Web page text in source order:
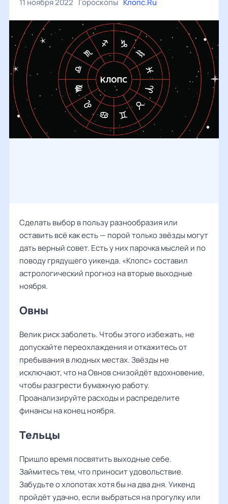
11 ноября 2022 Гороскопы Клопс.Ru
Сделать выбор в пользу разнообразия или
оставить всё как есть — порой только звёзды могут
дать верный совет. Есть у них парочка мыслей и по
поводу грядущего уикенда. «Клопс» составил
астрологический прогноз на вторые выходные
ноября.
Овны
Велик риск заболеть. Чтобы этого избежать, не
допускайте переохлаждения и откажитесь от
пребывания в людных местах. Звёзды не
исключают, что на Овнов снизойдёт вдохновение,
чтобы разгрести бумажную работу.
Проанализируйте расходы и распределите
финансы на конец ноября.
Тельцы
Пришло время посвятить выходные себе.
Займитесь тем, что приносит удовольствие.
Забудьте о хлопотах хотя бы на два дня. Уикенд
пройдёт удачно, если выбраться на прогулку или